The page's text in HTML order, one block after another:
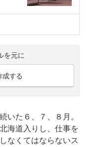
を元に
成する
いた６、７、８月。
海道入りし、仕事を
なくてはならないス